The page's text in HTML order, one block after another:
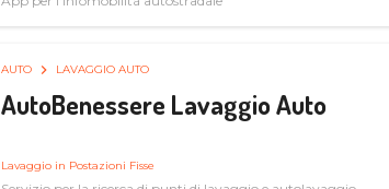
AUTO LAVAGGIO AUTO
AutoBenessere Lavaggio Auto
Lavaggio in Postazioni Fisse